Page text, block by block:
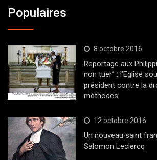
Populaires
8 octobre 2016
Reportage aux
non tuer” : l’Eglise
président contre la
méthodes
12 octobre 2016
Un nouveau saint
Salomon Leclercq